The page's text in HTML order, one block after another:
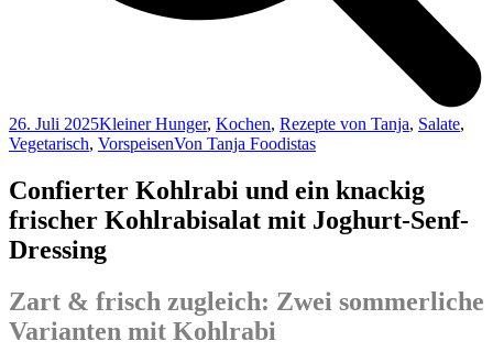
26. Juli 2025Kleiner Hunger, Kochen, Rezepte von Tanja, Salate,
Vegetarisch, VorspeisenVon Tanja Foodistas
Confierter Kohlrabi und ein knackig
frischer Kohlrabisalat mit Joghurt-Senf-
Dressing
Zart & frisch zugleich: Zwei sommerliche
Varianten mit Kohlrabi